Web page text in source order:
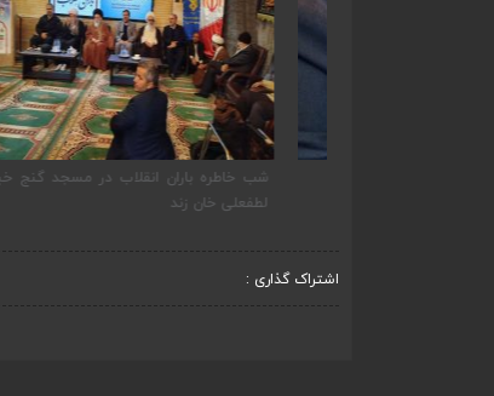
شب خاطره باران انقلاب در مسجد گنج خیابان
لطفعلی خان زند
اشتراک گذاری :